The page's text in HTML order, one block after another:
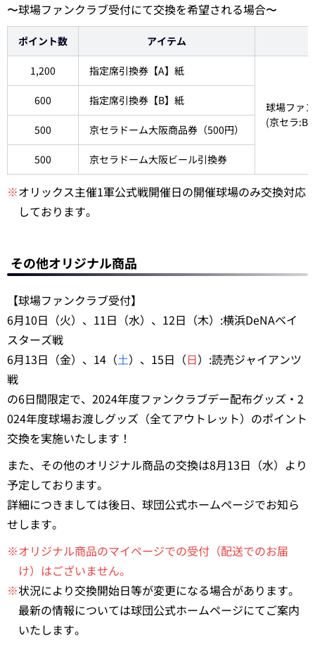
〜球場ファンクラブ受付にて交換を希望される場合〜
ポイント数 アイテム
1,200 指定席引換券【A】紙
球場ファ
(京セラ
600 指定席引換券【B】紙
500 京セラドーム大阪商品券（500円）
500 京セラドーム大阪ビール引換券
※オリックス主催1軍公式戦開催日の開催球場のみ交換対応
しております。
その他オリジナル商品
【球場ファンクラブ受付】
6月10日（火）、11日（水）、12日（木）:横浜DeNAベイ
スターズ戦
6月13日（金）、14（土）、15日（日）:読売ジャイアンツ
戦
の6日間限定で、2024年度ファンクラブデー配布グッズ・2
024年度球場お渡しグッズ（全てアウトレット）のポイント
交換を実施いたします！
また、その他のオリジナル商品の交換は8月13日（水）より
予定しております。
詳細につきましては後日、球団公式ホームページでお知ら
せします。
※オリジナル商品のマイページでの受付（配送でのお届
け）はございません。
※状況により交換開始日等が変更になる場合があります。
最新の情報については球団公式ホームページにてご案内
いたします。